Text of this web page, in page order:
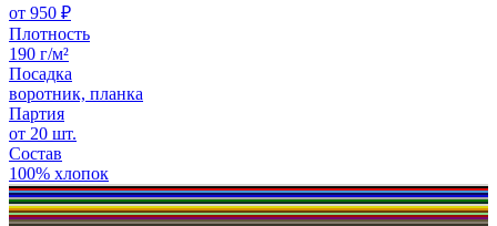
от 950 ₽
Плотность
190 г/м²
Посадка
воротник, планка
Партия
от 20 шт.
Состав
100% хлопок